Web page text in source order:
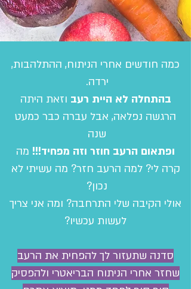
כמה חודשים אחרי הניתוח, ההתלהבות,
ירדה.
בהתחלה לא היית רעב וזאת היתה
הרגשה נפלאה, אבל עברה כבר כמעט
שנה
ופתאום הרעב חוזר וזה מפחיד!!! מה
קרה לי? למה הרעב חזר? מה עשיתי לא
נכון?
אולי הקיבה שלי התרחבה? ומה אני צריך
לעשות עכשיו?
סדנה שתעזור לך להפחית את הרעב
שחזר אחרי הניתוח הבריאטרי ולהפסיק